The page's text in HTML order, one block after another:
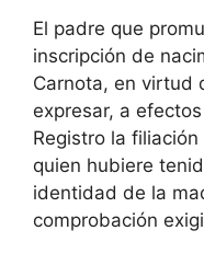
El padre que
inscripción de
Carnota, en virtud
expresar, a
Registro la
quien hubiere
identidad de la
comprobación